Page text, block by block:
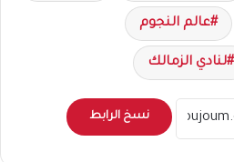
عالم النجوم
لنادي الزمالك
نسخ الرابط